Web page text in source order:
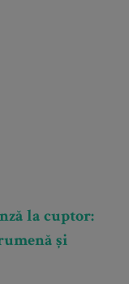
la cuptor:
și